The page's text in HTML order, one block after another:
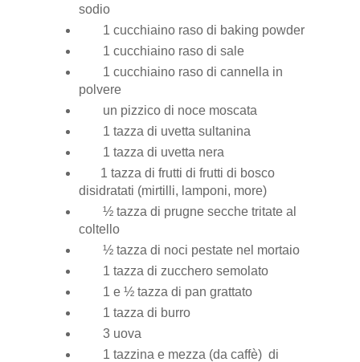
sodio
1 cucchiaino raso di baking powder
1 cucchiaino raso di sale
1 cucchiaino raso di cannella in
polvere
un pizzico di noce moscata
1 tazza di uvetta sultanina
1 tazza di uvetta nera
1 tazza di frutti di frutti di bosco
disidratati (mirtilli, lamponi, more)
½ tazza di prugne secche tritate al
coltello
½ tazza di noci pestate nel mortaio
1 tazza di zucchero semolato
1 e ½ tazza di pan grattato
1 tazza di burro
3 uova
1 tazzina e mezza (da caffè) di